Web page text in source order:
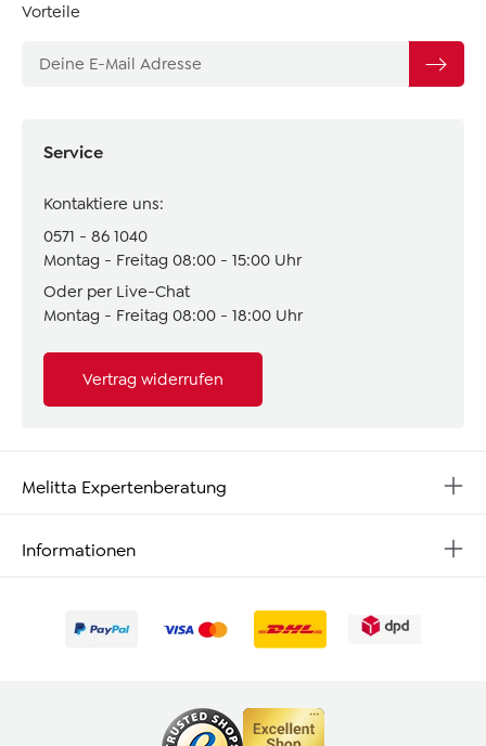
Service
Kontaktiere uns:
0571 - 86 1040
Montag - Freitag 08:00 - 15:00 Uhr
Oder per Live-Chat
Montag - Freitag 08:00 - 18:00 Uhr
Vertrag widerrufen
Melitta Expertenberatung
Informationen
Vorteile